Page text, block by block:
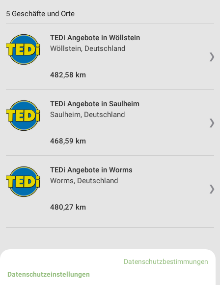
5 Geschäfte und Orte
❯
TEDi Angebote in Wöllstein
Wöllstein, Deutschland
482,58 km
❯
TEDi Angebote in Saulheim
Saulheim, Deutschland
468,59 km
❯
TEDi Angebote in Worms
Worms, Deutschland
480,27 km
Datenschutzbestimmungen
Datenschutzeinstellungen